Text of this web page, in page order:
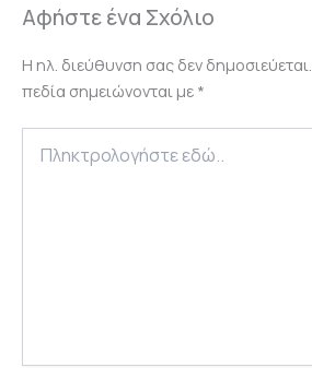
Αφήστε ένα Σχόλιο
Η ηλ. διεύθυνση σας δεν δημοσιεύεται.
πεδία σημειώνονται με *
εδώ..